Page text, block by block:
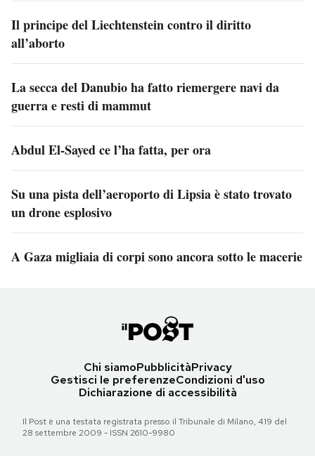
Il principe del Liechtenstein contro il diritto
all’aborto
La secca del Danubio ha fatto riemergere navi da
guerra e resti di mammut
Abdul El-Sayed ce l’ha fatta, per ora
Su una pista dell’aeroporto di Lipsia è stato trovato
un drone esplosivo
A Gaza migliaia di corpi sono ancora sotto le macerie
Chi siamoPubblicitàPrivacy
Gestisci le preferenzeCondizioni d'uso
Dichiarazione di accessibilità
Il Post è una testata registrata presso il Tribunale di Milano, 419 del
28 settembre 2009 - ISSN 2610-9980